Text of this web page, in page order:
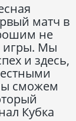
матч в
не
игры. Мы
и здесь,
сможем
Кубка